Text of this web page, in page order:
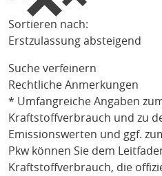
Sortieren nach:
Erstzulassung absteigend
Suche verfeinern
Rechtliche Anmerkungen
* Umfangreiche Angaben
Kraftstoffverbrauch und zu
Emissionswerten und ggf.
Pkw können Sie dem
Kraftstoffverbrauch, die